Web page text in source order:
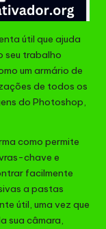
útil que ajuda
seu trabalho
um armário de
de todos os
do Photoshop,
como permite
chave e
facilmente
a pastas
útil, uma vez que
sua câmara,